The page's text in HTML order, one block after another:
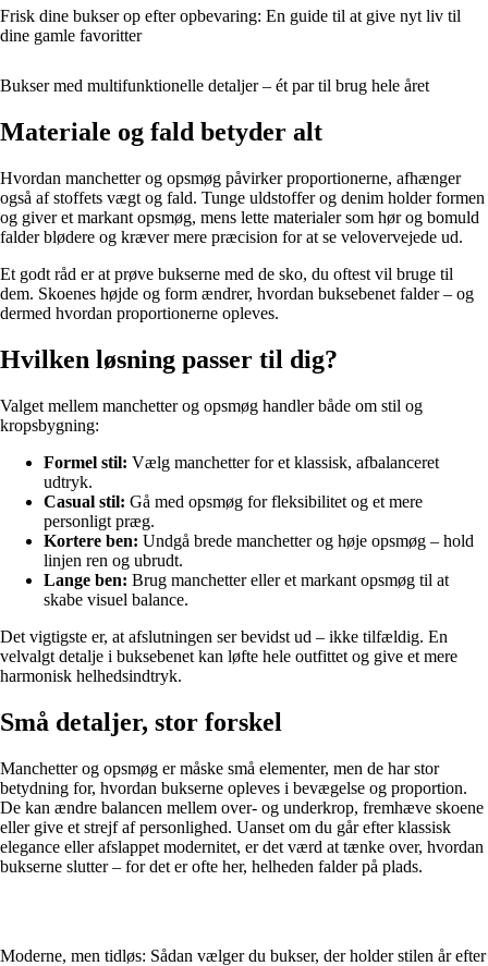
Frisk dine bukser op efter opbevaring: En guide til at give nyt liv til
dine gamle favoritter
Bukser med multifunktionelle detaljer – ét par til brug hele året
Materiale og fald betyder alt
Hvordan manchetter og opsmøg påvirker proportionerne, afhænger
også af stoffets vægt og fald. Tunge uldstoffer og denim holder formen
og giver et markant opsmøg, mens lette materialer som hør og bomuld
falder blødere og kræver mere præcision for at se velovervejede ud.
Et godt råd er at prøve bukserne med de sko, du oftest vil bruge til
dem. Skoenes højde og form ændrer, hvordan buksebenet falder – og
dermed hvordan proportionerne opleves.
Hvilken løsning passer til dig?
Valget mellem manchetter og opsmøg handler både om stil og
kropsbygning:
Formel stil: Vælg manchetter for et klassisk, afbalanceret
udtryk.
Casual stil: Gå med opsmøg for fleksibilitet og et mere
personligt præg.
Kortere ben: Undgå brede manchetter og høje opsmøg – hold
linjen ren og ubrudt.
Lange ben: Brug manchetter eller et markant opsmøg til at
skabe visuel balance.
Det vigtigste er, at afslutningen ser bevidst ud – ikke tilfældig. En
velvalgt detalje i buksebenet kan løfte hele outfittet og give et mere
harmonisk helhedsindtryk.
Små detaljer, stor forskel
Manchetter og opsmøg er måske små elementer, men de har stor
betydning for, hvordan bukserne opleves i bevægelse og proportion.
De kan ændre balancen mellem over- og underkrop, fremhæve skoene
eller give et strejf af personlighed. Uanset om du går efter klassisk
elegance eller afslappet modernitet, er det værd at tænke over, hvordan
bukserne slutter – for det er ofte her, helheden falder på plads.
Moderne, men tidløs: Sådan vælger du bukser, der holder stilen år efter